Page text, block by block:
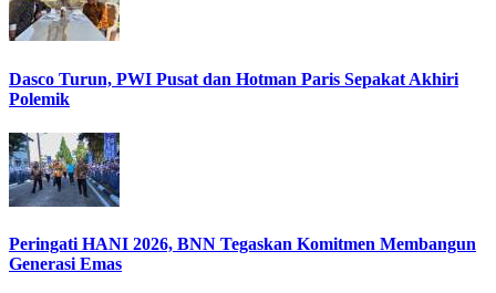
Dasco Turun, PWI Pusat dan Hotman Paris Sepakat Akhiri
Polemik
Peringati HANI 2026, BNN Tegaskan Komitmen Membangun
Generasi Emas